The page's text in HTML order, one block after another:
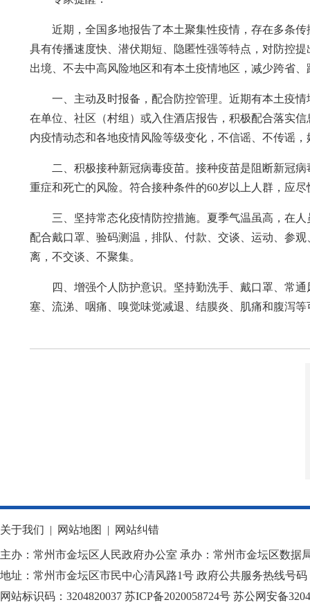
近期，全国多地报告了本土聚集性疫情，存在多条
具有传播速度快、潜伏期短、隐匿性强等特点，对防控
出境、不去中高风险地区和有本土疫情地区，减少跨省、
一、主动及时报备，配合防控管理。近期有本土疫
在单位、社区（村组）或入住酒店报告，积极配合落实
内疫情动态和各地疫情风险等级变化，不信谣、不传谣
二、积极接种新冠病毒疫苗。接种疫苗是阻断新冠
重症和死亡的风险。符合接种条件的60岁以上人群，应
三、坚持常态化疫情防控措施。夏季气温虽高，在
配合戴口罩、验码测温，排队、付款、交谈、运动、参
离，不交谈、不聚集。
四、增强个人防护意识。坚持勤洗手、戴口罩、常
塞、流涕、咽痛、嗅觉味觉减退、结膜炎、肌痛和腹泻
关于我们 | 网站地图 | 网站纠错
主办：常州市金坛区人民政府办公室 承办：常州市金坛区数据
地址：常州市金坛区市民中心清风路1号 政府公共服务热线号码
网站标识码：3204820037 苏ICP备2020058724号 苏公网安备